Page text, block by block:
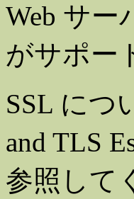
Web サー
がサポー
SSL につ
and TLS
参照して